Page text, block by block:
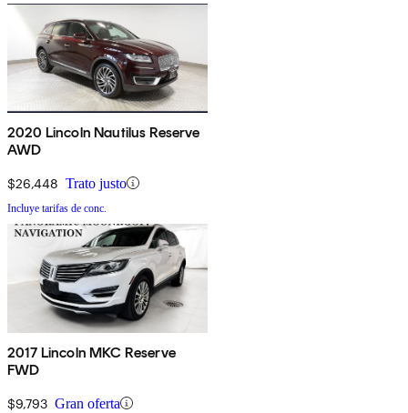
2020 Lincoln Nautilus Reserve
AWD
$26,448 Trato justo
Incluye tarifas de conc.
2017 Lincoln MKC Reserve
FWD
$9,793 Gran oferta